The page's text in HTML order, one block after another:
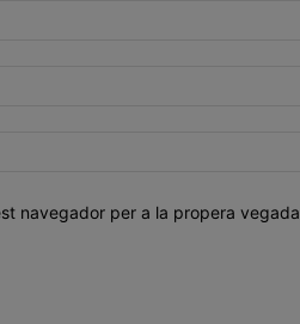
navegador per a la propera vegada